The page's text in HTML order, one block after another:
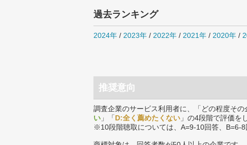
過去ランキング
2024年 / 2023年 / 2022年 / 2021年 / 2020年 /
推奨意向
調査企業のサービス利用者に、「どの程度そ
い 」「D:全く薦めたくない 」の4段階で評価を
※10段階聴取については、A=9-10回答、B=6-